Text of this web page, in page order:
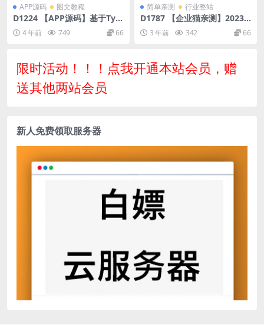
APP源码 图文教程
D1224 【APP源码】基于Typ
oche博客程序开发的博客社区
资讯APP源码
4 年前 749 66
简单亲测 行业整站
D1787 【企业猫亲测】2023
最新简介网络工具箱源码
3 年前 342 66
限时活动！！！点我开通本站会员，赠
送其他两站会员
新人免费领取服务器